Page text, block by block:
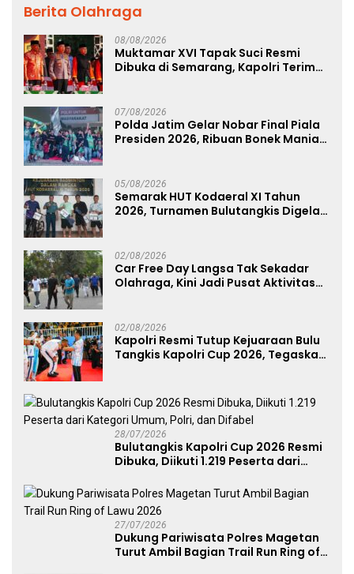
Berita Olahraga
08/08/2026
Muktamar XVI Tapak Suci Resmi
Dibuka di Semarang, Kapolri Terima
07/08/2026
Polda Jatim Gelar Nobar Final Piala
Presiden 2026, Ribuan Bonek Mania
05/08/2026
Semarak HUT Kodaeral XI Tahun
2026, Turnamen Bulutangkis Digelar
02/08/2026
Car Free Day Langsa Tak Sekadar
Olahraga, Kini Jadi Pusat Aktivitas
02/08/2026
Kapolri Resmi Tutup Kejuaraan Bulu
Tangkis Kapolri Cup 2026, Tegaskan
28/07/2026
Bulutangkis Kapolri Cup 2026 Resmi
Dibuka, Diikuti 1.219 Peserta dari
27/07/2026
Dukung Pariwisata Polres Magetan
Turut Ambil Bagian Trail Run Ring of